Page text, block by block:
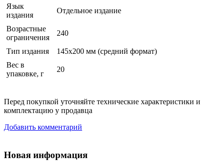
Язык
издания
Отдельное издание
Возрастные
ограничения
240
Тип издания
145х200 мм (средний формат)
Вес в
упаковке, г
20
Перед покупкой уточняйте технические характеристики и
комплектацию у продавца
Добавить комментарий
Новая информация